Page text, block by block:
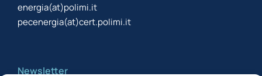
energia(at)polimi.it
pecenergia(at)cert.polimi.it
Newsletter